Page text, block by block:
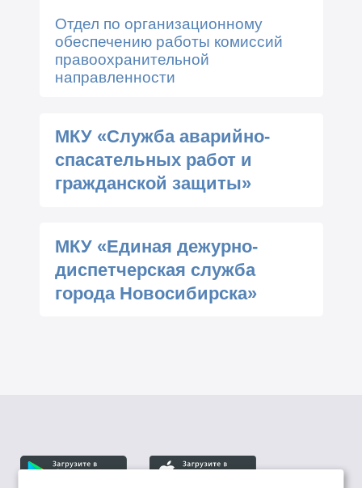
Отдел по организационному
обеспечению работы комиссий
правоохранительной
направленности
МКУ «Служба аварийно-
спасательных работ и
гражданской защиты»
МКУ «Единая дежурно-
диспетчерская служба
города Новосибирска»